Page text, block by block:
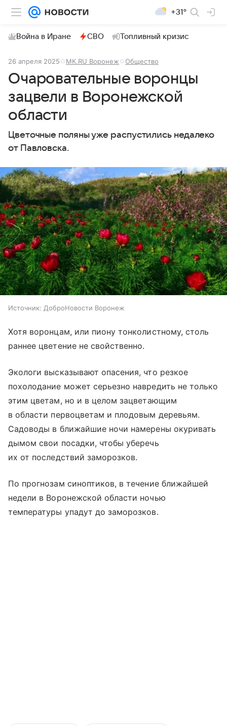
+31°
Война в Иране СВО Топливный кризис
26 апреля 2025 МК.RU Воронеж Общество
Очаровательные воронцы
зацвели в Воронежской
области
Цветочные поляны уже распустились недалеко
от Павловска.
Источник: ДоброНовости Воронеж
Хотя воронцам, или пиону тонколистному, столь
раннее цветение не свойственно.
Экологи высказывают опасения, что резкое
похолодание может серьезно навредить не только
этим цветам, но и в целом зацветающим
в области первоцветам и плодовым деревьям.
Садоводы в ближайшие ночи намерены окуривать
дымом свои посадки, чтобы уберечь
их от последствий заморозков.
По прогнозам синоптиков, в течение ближайшей
недели в Воронежской области ночью
температуры упадут до заморозков.